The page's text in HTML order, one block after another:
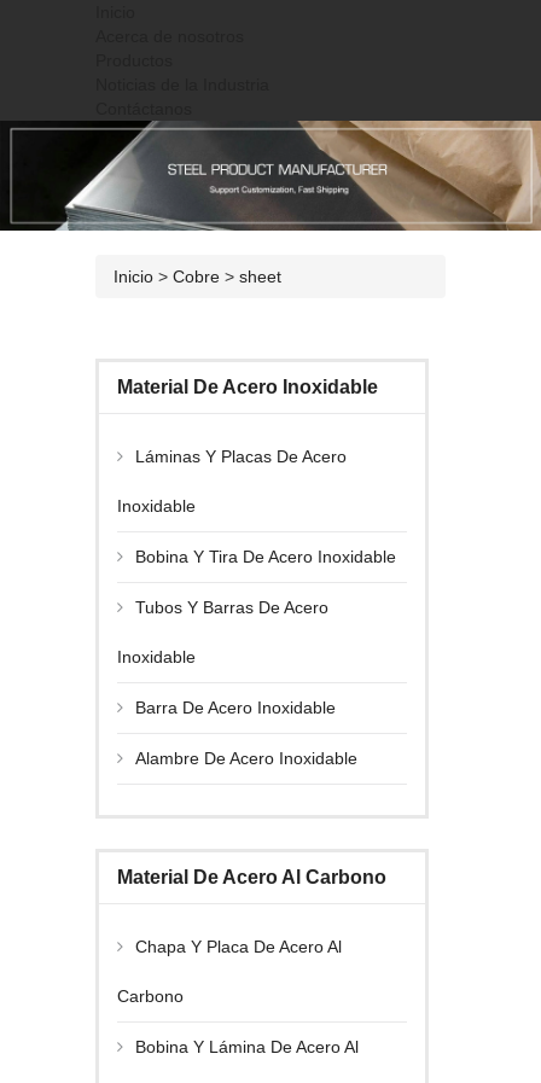
Inicio > Cobre > sheet
Material De Acero Inoxidable
Láminas Y Placas De Acero
Inoxidable
Bobina Y Tira De Acero Inoxidable
Tubos Y Barras De Acero
Inoxidable
Barra De Acero Inoxidable
Alambre De Acero Inoxidable
Material De Acero Al Carbono
Chapa Y Placa De Acero Al
Carbono
Bobina Y Lámina De Acero Al